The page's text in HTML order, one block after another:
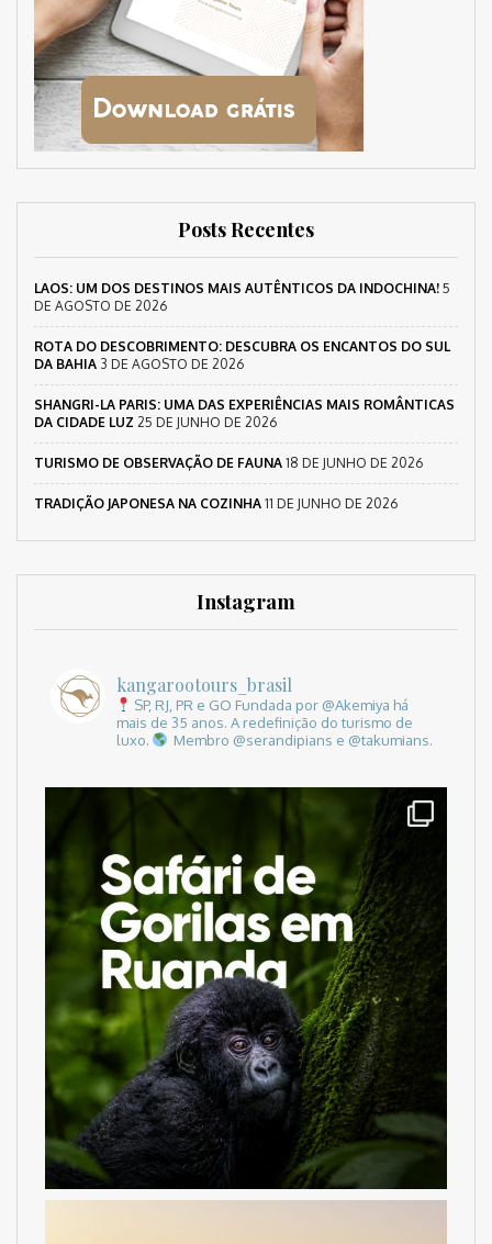
Posts Recentes
LAOS: UM DOS DESTINOS MAIS AUTÊNTICOS DA INDOCHINA! 5
DE AGOSTO DE 2026
ROTA DO DESCOBRIMENTO: DESCUBRA OS ENCANTOS DO SUL
DA BAHIA 3 DE AGOSTO DE 2026
SHANGRI-LA PARIS: UMA DAS EXPERIÊNCIAS MAIS ROMÂNTICAS
DA CIDADE LUZ 25 DE JUNHO DE 2026
TURISMO DE OBSERVAÇÃO DE FAUNA 18 DE JUNHO DE 2026
TRADIÇÃO JAPONESA NA COZINHA 11 DE JUNHO DE 2026
Instagram
kangarootours_brasil
SP, RJ, PR e GO Fundada por @Akemiya há
mais de 35 anos. A redefinição do turismo de
luxo.
Membro @serandipians e @takumians.